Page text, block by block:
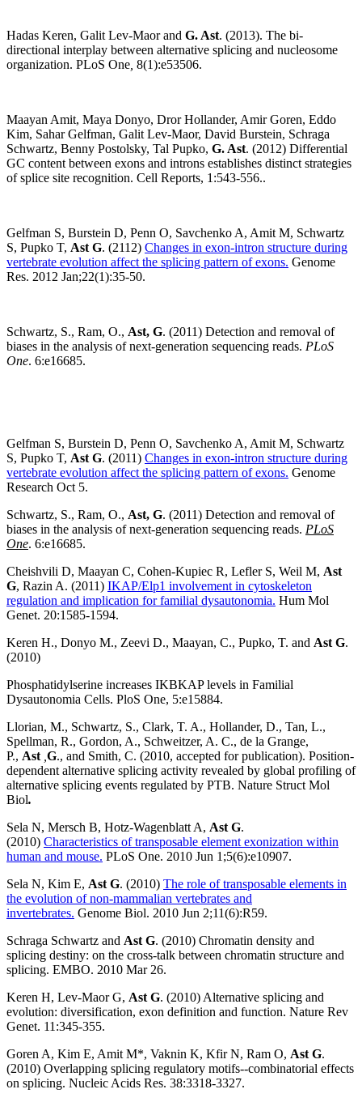
Hadas Keren, Galit Lev-Maor and G. Ast. (2013). The bi-
directional interplay between alternative splicing and nucleosome
organization. PLoS One 8(1):e53506.
Maayan Amit, Maya Donyo, Dror Hollander, Amir Goren, Eddo
Kim, Sahar Gelfman, Galit Lev-Maor, David Burstein, Schraga
Schwartz, Benny Postolsky, Tal Pupko, G. Ast. (2012) Differential
GC content between exons and introns establishes distinct strategies
of splice site recognition. Cell Reports, 1:543-556..
Gelfman S, Burstein D, Penn O, Savchenko A, Amit M, Schwartz
S, Pupko T, Ast G. (2112) Changes in exon-intron structure during
vertebrate evolution affect the splicing pattern of exons. Genome
Res. 2012 Jan;22(1):35-50.
Schwartz, S., Ram, O., Ast, G. (2011) Detection and removal of
biases in the analysis of next-generation sequencing reads. PLoS
One. 6:e16685.
Gelfman S, Burstein D, Penn O, Savchenko A, Amit M, Schwartz
S, Pupko T, Ast G. (2011) Changes in exon-intron structure during
vertebrate evolution affect the splicing pattern of exons. Genome
Research Oct 5.
Schwartz, S., Ram, O., Ast, G. (2011) Detection and removal of
biases in the analysis of next-generation sequencing reads. PLoS
One. 6:e16685.
Cheishvili D, Maayan C, Cohen-Kupiec R, Lefler S, Weil M, Ast
G, Razin A. (2011) IKAP/Elp1 involvement in cytoskeleton
regulation and implication for familial dysautonomia. Hum Mol
Genet. 20:1585-1594.
Keren H., Donyo M., Zeevi D., Maayan, C., Pupko, T. and Ast G.
(2010)
Phosphatidylserine increases IKBKAP levels in Familial
Dysautonomia Cells. PloS One, 5:e15884.
Llorian, M., Schwartz, S., Clark, T. A., Hollander, D., Tan, L.,
Spellman, R., Gordon, A., Schweitzer, A. C., de la Grange,
P., Ast G., and Smith, C. (2010, accepted for publication). Position-
dependent alternative splicing activity revealed by global profiling of
alternative splicing events regulated by PTB. Nature Struct Mol
Biol.
Sela N, Mersch B, Hotz-Wagenblatt A, Ast G.
(2010) Characteristics of transposable element exonization within
human and mouse. PLoS One. 2010 Jun 1;5(6):e10907.
Sela N, Kim E, Ast G. (2010) The role of transposable elements in
the evolution of non-mammalian vertebrates and
invertebrates. Genome Biol. 2010 Jun 2;11(6):R59.
Schraga Schwartz and Ast G. (2010) Chromatin density and
splicing destiny: on the cross-talk between chromatin structure and
splicing. EMBO. 2010 Mar 26.
Keren H, Lev-Maor G, Ast G. (2010) Alternative splicing and
evolution: diversification, exon definition and function. Nature Rev
Genet. 11:345-355.
Goren A, Kim E, Amit M*, Vaknin K, Kfir N, Ram O, Ast G.
(2010) Overlapping splicing regulatory motifs--combinatorial effects
on splicing. Nucleic Acids Res. 38:3318-3327.